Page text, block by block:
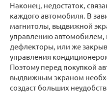
Наконец, недостаток,
каждого автомобиля. В
магнитолы, выдвижной
управлению автомобилем,
дефлекторы, или же
управления
Поэтому перед покупкой
выдвижным экраном
создаст больших